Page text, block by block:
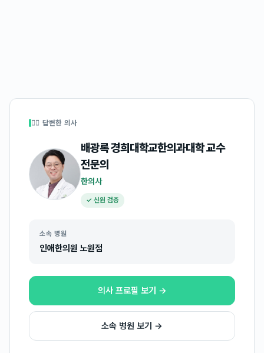
👩‍⚕️ 답변한 의사
배광록 경희대학교한의과대학 교수
전문의
한의사
✓ 신원 검증
소속 병원
인애한의원 노원점
의사 프로필 보기 →
소속 병원 보기 →